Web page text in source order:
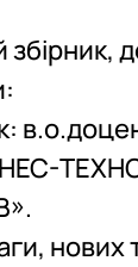
нових